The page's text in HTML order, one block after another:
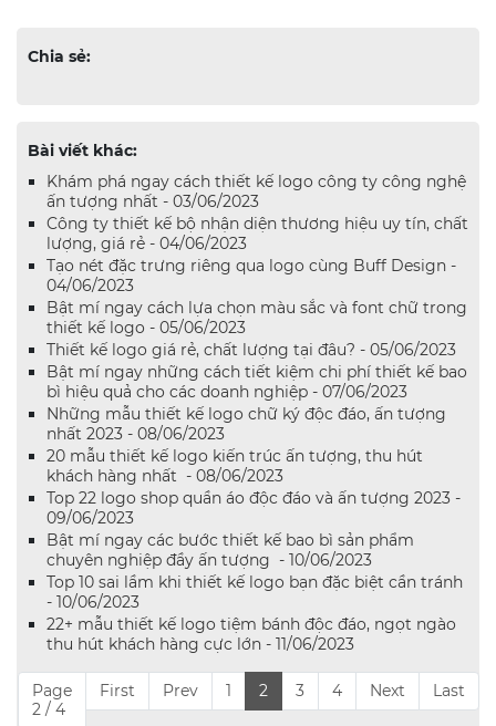
Chia sẻ:
Bài viết khác:
Khám phá ngay cách thiết kế logo công ty công nghệ
ấn tượng nhất - 03/06/2023
Công ty thiết kế bộ nhận diện thương hiệu uy tín, chất
lượng, giá rẻ - 04/06/2023
Tạo nét đặc trưng riêng qua logo cùng Buff Design -
04/06/2023
Bật mí ngay cách lựa chọn màu sắc và font chữ trong
thiết kế logo - 05/06/2023
Thiết kế logo giá rẻ, chất lượng tại đâu? - 05/06/2023
Bật mí ngay những cách tiết kiệm chi phí thiết kế bao
bì hiệu quả cho các doanh nghiệp - 07/06/2023
Những mẫu thiết kế logo chữ ký độc đáo, ấn tượng
nhất 2023 - 08/06/2023
20 mẫu thiết kế logo kiến trúc ấn tượng, thu hút
khách hàng nhất - 08/06/2023
Top 22 logo shop quần áo độc đáo và ấn tượng 2023 -
09/06/2023
Bật mí ngay các bước thiết kế bao bì sản phẩm
chuyên nghiệp đầy ấn tượng - 10/06/2023
Top 10 sai lầm khi thiết kế logo bạn đặc biệt cần tránh
- 10/06/2023
22+ mẫu thiết kế logo tiệm bánh độc đáo, ngọt ngào
thu hút khách hàng cực lớn - 11/06/2023
Page
2 / 4
First Prev 1 2 3 4 Next Last